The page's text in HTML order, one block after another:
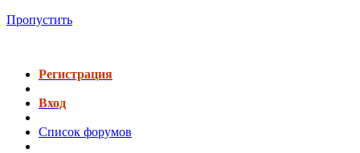
Пропустить
Регистрация
Вход
Список форумов